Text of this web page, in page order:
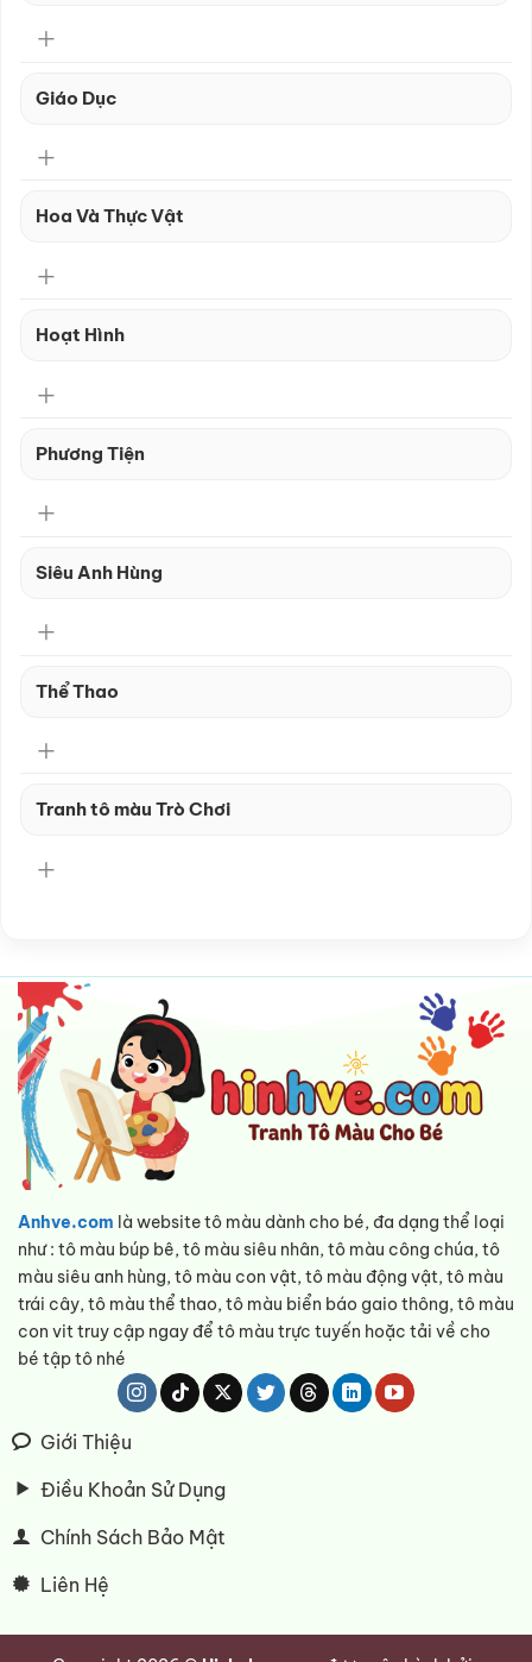
Giáo Dục
Hoa Và Thực Vật
Hoạt Hình
Phương Tiện
Siêu Anh Hùng
Thể Thao
Tranh tô màu Trò Chơi
Anhve.com là website tô màu dành cho bé, đa dạng thể loại
như : tô màu búp bê, tô màu siêu nhân, tô màu công chúa, tô
màu siêu anh hùng, tô màu con vật, tô màu động vật, tô màu
trái cây, tô màu thể thao, tô màu biển báo gaio thông, tô màu
con vit truy cập ngay để tô màu trực tuyến hoặc tải về cho
bé tập tô nhé
Giới Thiệu
Điều Khoản Sử Dụng
Chính Sách Bảo Mật
Liên Hệ